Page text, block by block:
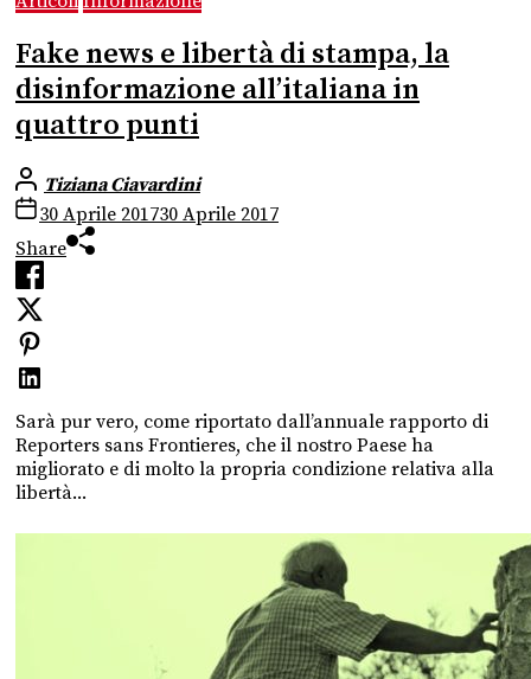
Fake news e libertà di stampa, la
disinformazione all’italiana in
quattro punti
Tiziana Ciavardini
30 Aprile 201730 Aprile 2017
Share
Sarà pur vero, come riportato dall’annuale rapporto di
Reporters sans Frontieres, che il nostro Paese ha
migliorato e di molto la propria condizione relativa alla
libertà...